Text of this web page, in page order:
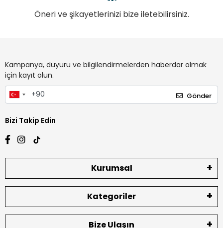
Öneri ve şikayetlerinizi bize iletebilirsiniz.
Kampanya, duyuru ve bilgilendirmelerden haberdar olmak
için kayıt olun.
Gönder
Bizi Takip Edin
Kurumsal
Kategoriler
Bize Ulaşın